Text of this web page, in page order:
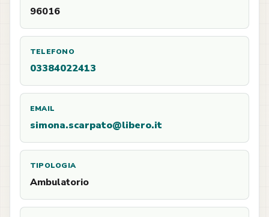
96016
TELEFONO
03384022413
EMAIL
simona.scarpato@libero.it
TIPOLOGIA
Ambulatorio